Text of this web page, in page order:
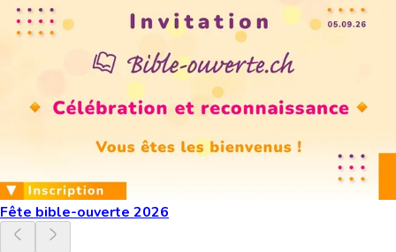
Fête bible-ouverte 2026